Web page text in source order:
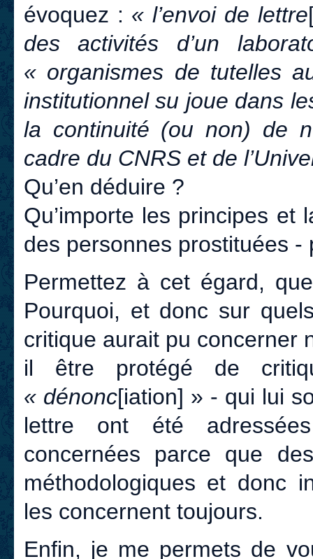
évoquez : « l’envoi de lettre
des activités d’un
« organismes de tutelles
institutionnel su joue dans
la continuité (ou non) de
cadre du CNRS et de
Qu’en déduire ?
Qu’importe les principes
des personnes prostituées
Permettez à cet égard,
Pourquoi, et donc sur
critique aurait pu concerner
il être protégé de
« dénonc[iation] » - qui lui
lettre ont été
concernées parce que
méthodologiques et donc
les concernent toujours.
Enfin, je me permets de